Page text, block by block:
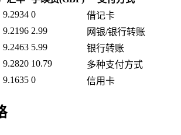
9.2934 0
借记卡
9.2196 2.99
网银/银行转账
9.2463 5.99
银行转账
9.2820 10.79
多种支付方式
9.1635 0 信用卡